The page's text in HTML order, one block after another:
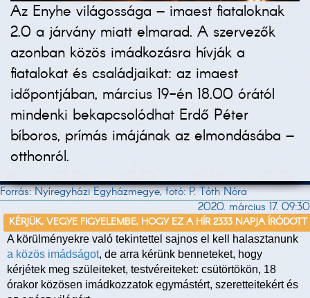
Az Enyhe világossága – imaest fiataloknak
2.0 a járvány miatt elmarad. A szervezők
azonban közös imádkozásra hívják a
fiatalokat és családjaikat: az imaest
időpontjában, március 19-én 18.00 órától
mindenki bekapcsolódhat Erdő Péter
bíboros, prímás imájának az elmondásába –
otthonról.
Forrás: Nyíregyházi Egyházmegye, fotó: P. Tóth Nóra
2020. március 17. 09:30
KÉRJÜK, VEGYE FIGYELEMBE, HOGY EZ A HÍR 2333 NAPJA ÍRÓDOTT
A körülményekre való tekintettel sajnos el kell halasztanunk
a közös imádságot, de arra kérünk benneteket, hogy
kérjétek meg szüleiteket, testvéreiteket: csütörtökön, 18
órakor közösen imádkozzatok egymástért, szeretteitekért és